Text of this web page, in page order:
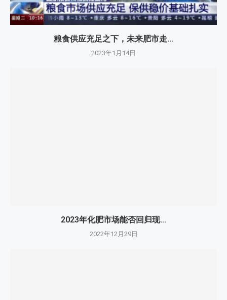
粮食供应充足之下，未来肥市走...
2023年1月14日
2023年化肥市场能否回归现...
2022年12月29日